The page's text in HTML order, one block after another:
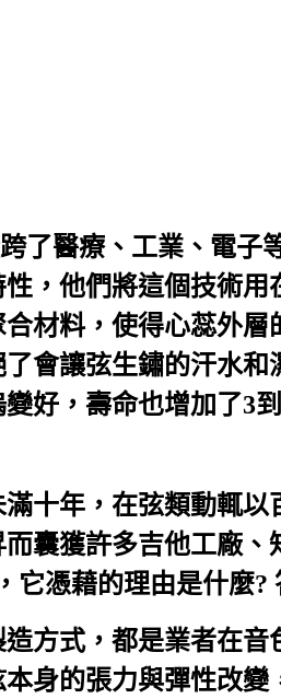
了醫療、工業、電子
，他們將這個技術
材料，使得心蕊外
會讓弦生鏽的汗水
變好，壽命也增加了3
十年，在弦類動輒
囊獲許多吉他工廠
它憑藉的理由是什麼?
方式，都是業者在
身的張力與彈性改